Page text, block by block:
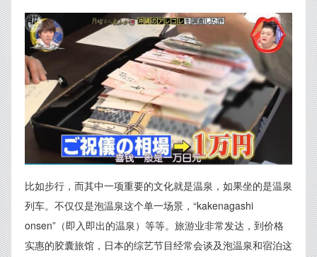
比如步行，而其中一项重要的文化就是温泉，如果坐的是温泉
列车。不仅仅是泡温泉这个单一场景，“kakenagashi
onsen”（即入即出的温泉）等等。旅游业非常发达，到价格
实惠的胶囊旅馆，日本的综艺节目经常会谈及泡温泉和宿泊这